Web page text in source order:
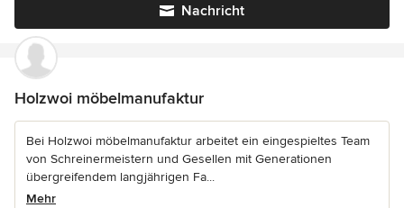
Nachricht
Holzwoi möbelmanufaktur
Bei Holzwoi möbelmanufaktur arbeitet ein eingespieltes Team
von Schreinermeistern und Gesellen mit Generationen
übergreifendem langjährigen Fa...
Mehr